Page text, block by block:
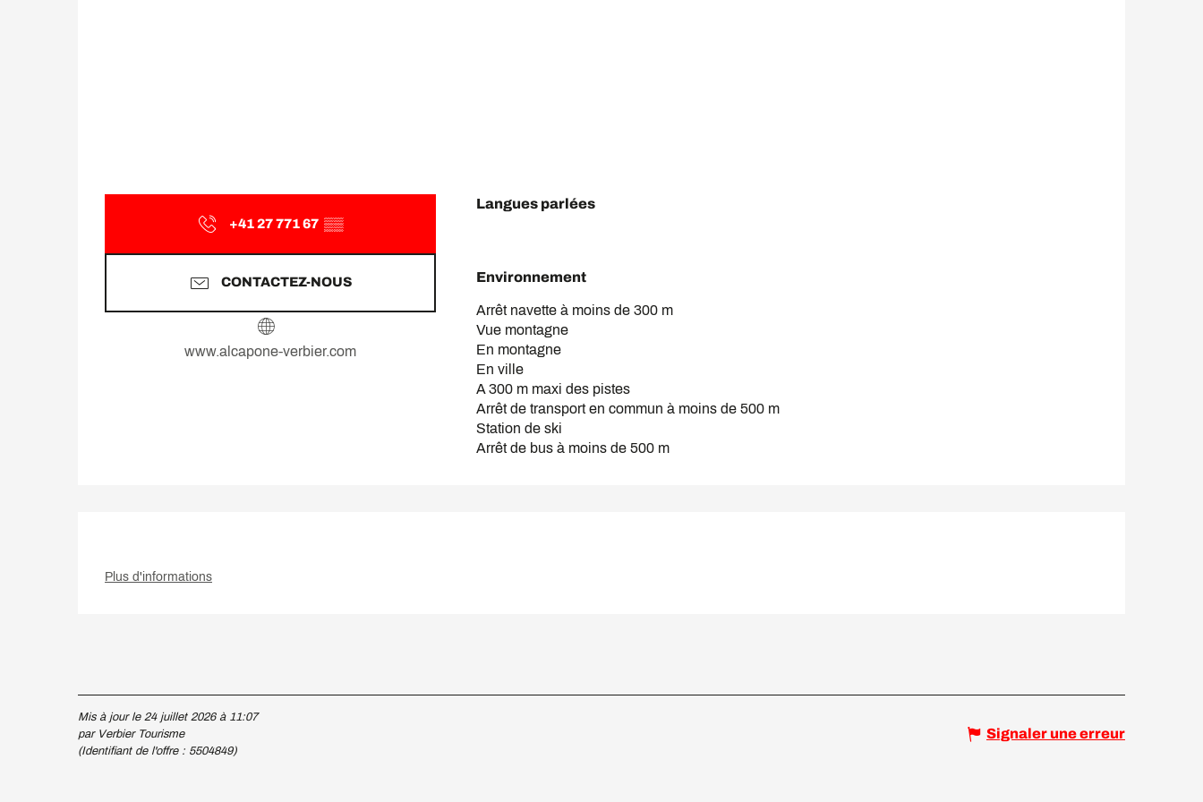
+41 27 771 67 ▒▒
CONTACTEZ-NOUS
www.alcapone-verbier.com
Langues parlées
Langues parlées
Environnement
Environnement
Arrêt navette à moins de 300 m
Vue montagne
En montagne
En ville
A 300 m maxi des pistes
Arrêt de transport en commun à moins de 500 m
Station de ski
Arrêt de bus à moins de 500 m
Plus d'informations
Mis à jour le 24 juillet 2026 à 11:07
par Verbier Tourisme
(Identifiant de l'offre : 5504849)
Signaler une erreur